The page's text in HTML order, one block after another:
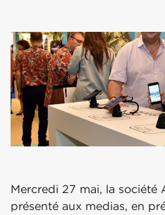
Mercredi 27 mai, la société
présenté aux medias, en